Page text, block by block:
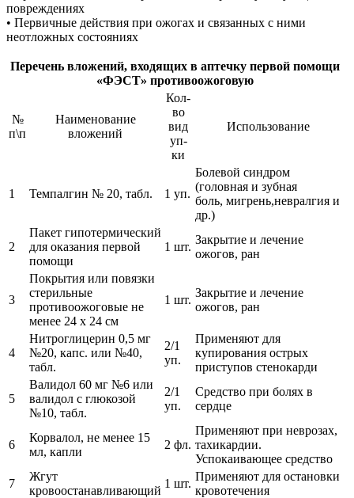
повреждениях
• Первичные действия при ожогах и связанных с ними
неотложных состояниях
Перечень вложений, входящих в аптечку первой помощи
«ФЭСТ» противоожоговую
№
п\п
Наименование
вложений
Кол-
во
вид
уп-
ки
Использование
1 Темпалгин № 20, табл. 1 уп.
Болевой синдром
(головная и зубная
боль, мигрень,невралгия и
др.)
2
Пакет гипотермический
для оказания первой
помощи
1 шт.
Закрытие и лечение
ожогов, ран
3
Покрытия или повязки
стерильные
противоожоговые не
менее 24 х 24 см
1 шт.
Закрытие и лечение
ожогов, ран
4
Нитроглицерин 0,5 мг
№20, капс. или №40,
табл.
2/1
уп.
Применяют для
купирования острых
приступов стенокарди
5
Валидол 60 мг №6 или
валидол с глюкозой
№10, табл.
2/1
уп.
Средство при болях в
сердце
6
Корвалол, не менее 15
мл, капли
2 фл.
Применяют при неврозах,
тахикардии.
Успокаивающее средство
7
Жгут
кровоостанавливающий
1 шт.
Применяют для остановки
кровотечения